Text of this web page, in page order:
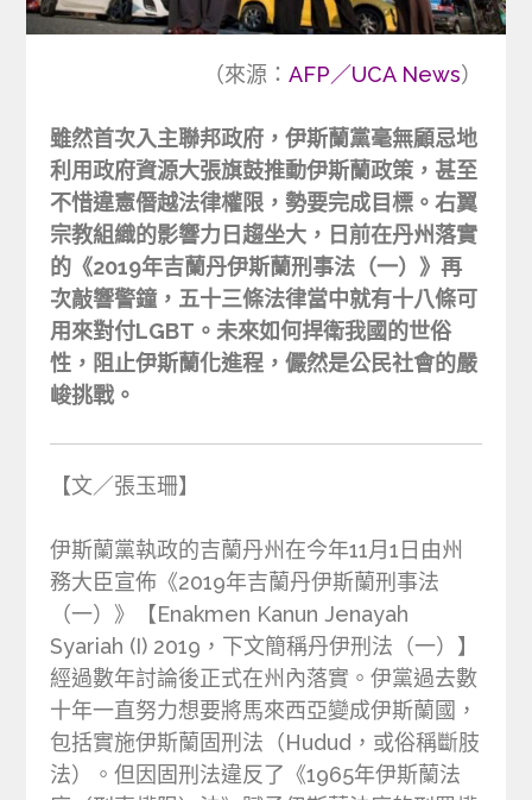
（來源： AFP／UCA News）
雖然首次入主聯邦政府，伊斯蘭黨毫無顧忌地
利用政府資源大張旗鼓推動伊斯蘭政策，甚至
不惜違憲僭越法律權限，勢要完成目標。右翼
宗教組織的影響力日趨坐大，日前在丹州落實
的《2019年吉蘭丹伊斯蘭刑事法（一）》再
次敲響警鐘，五十三條法律當中就有十八條可
用來對付LGBT。未來如何捍衛我國的世俗
性，阻止伊斯蘭化進程，儼然是公民社會的嚴
峻挑戰。
【文／張玉珊】
伊斯蘭黨執政的吉蘭丹州在今年11月1日由州
務大臣宣佈《2019年吉蘭丹伊斯蘭刑事法
（一）》【Enakmen Kanun Jenayah
Syariah (I) 2019，下文簡稱丹伊刑法（一）】
經過數年討論後正式在州內落實。伊黨過去數
十年一直努力想要將馬來西亞變成伊斯蘭國，
包括實施伊斯蘭固刑法（Hudud，或俗稱斷肢
法）。但因固刑法違反了《1965年伊斯蘭法